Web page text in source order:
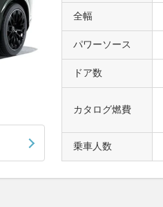
全幅
パワーソース
ドア数
カタログ燃費
乗車人数